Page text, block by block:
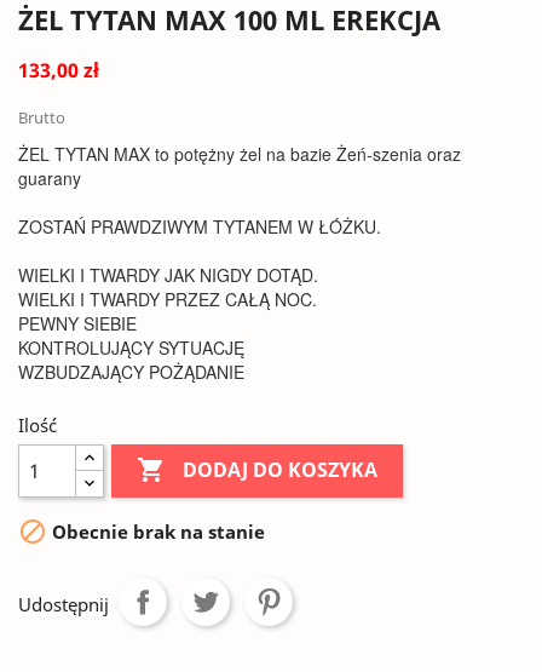
ŻEL TYTAN MAX 100 ML EREKCJA
133,00 zł
Brutto
ŻEL TYTAN MAX to potężny żel na bazie Żeń-szenia oraz
guarany
ZOSTAŃ PRAWDZIWYM TYTANEM W ŁÓŻKU.
WIELKI I TWARDY JAK NIGDY DOTĄD.
WIELKI I TWARDY PRZEZ CAŁĄ NOC.
PEWNY SIEBIE
KONTROLUJĄCY SYTUACJĘ
WZBUDZAJĄCY POŻĄDANIE
Ilość
 DODAJ DO KOSZYKA
 Obecnie brak na stanie
Udostępnij